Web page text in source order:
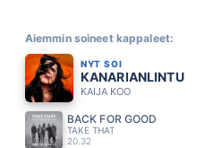
Aiemmin soineet kappaleet:
NYT SOI
KANARIANLINTU
KAIJA KOO
BACK FOR GOOD
TAKE THAT
20.32